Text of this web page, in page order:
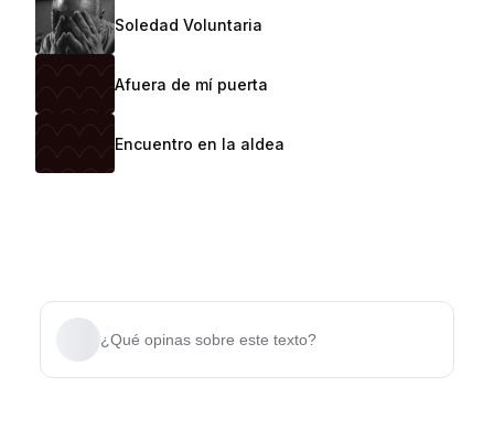
Soledad Voluntaria
Afuera de mí puerta
Encuentro en la aldea
¿Qué opinas sobre este texto?